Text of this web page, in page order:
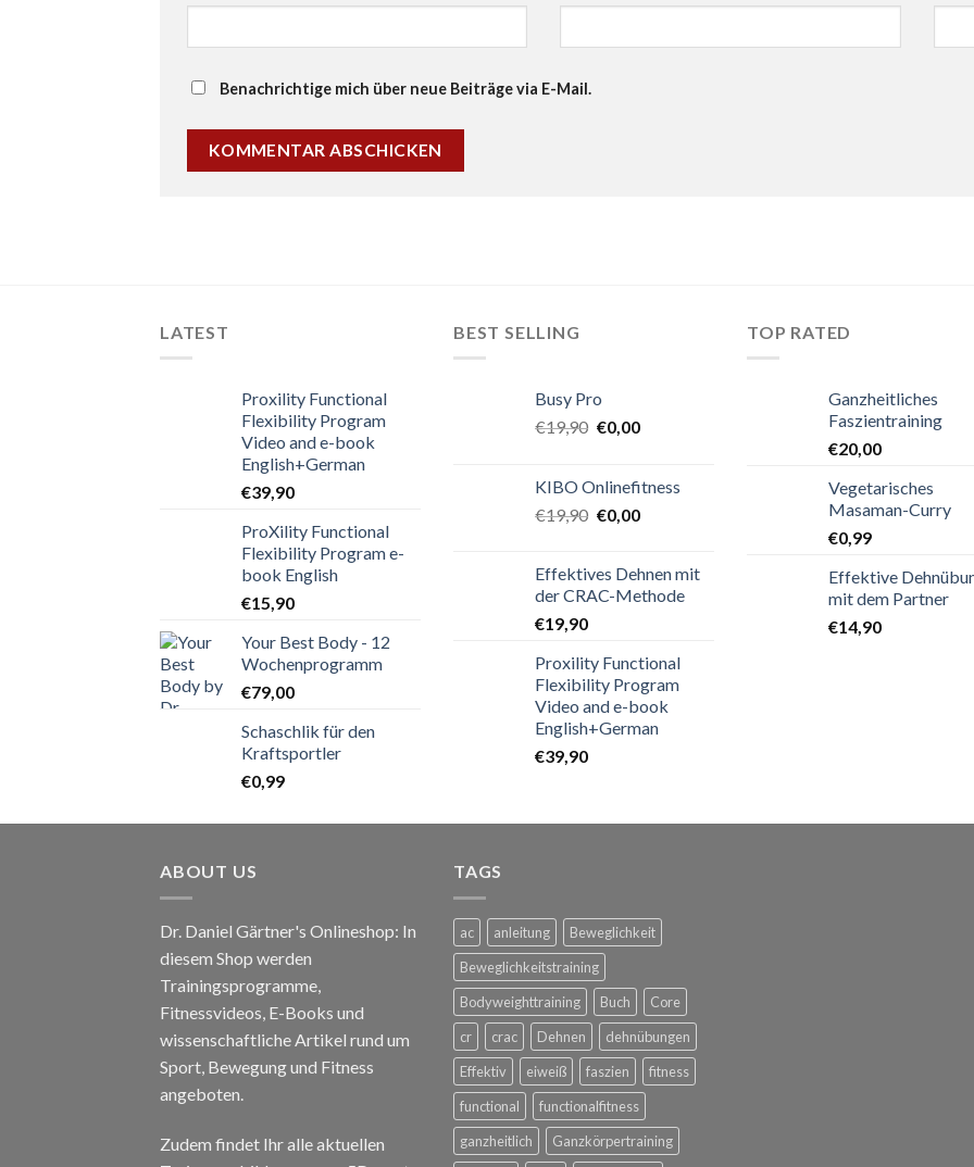
Benachrichtige mich über neue Beiträge via E-Mail.
LATEST
Proxility Functional
Flexibility Program
Video and e-book
English+German
€39,90
ProXility Functional
Flexibility Program e-
book English
€15,90
Your Best Body - 12
Wochenprogramm
€79,00
Schaschlik für den
Kraftsportler
€0,99
BEST SELLING
Busy Pro
€19,90 €0,00
KIBO Onlinefitness
€19,90 €0,00
Effektives Dehnen mit
der CRAC-Methode
€19,90
Proxility Functional
Flexibility Program
Video and e-book
English+German
€39,90
TOP RATED
Ganzheitliches
Faszientraining
€20,00
Vegetarisches
Masaman-Curry
€0,99
Effektive
mit dem Partner
€14,90
ABOUT US
Dr. Daniel Gärtner's Onlineshop: In
diesem Shop werden
Trainingsprogramme,
Fitnessvideos, E-Books und
wissenschaftliche Artikel rund um
Sport, Bewegung und Fitness
angeboten.
Zudem findet Ihr alle aktuellen
TAGS
ac anleitung
Beweglichkeit
Beweglichkeitstraining
Bodyweighttraining
Buch
Core
cr
crac Dehnen
dehnübungen
Effektiv
eiweiß faszien
fitness
functional
functionalfitness
ganzheitlich
Ganzkörpertraining